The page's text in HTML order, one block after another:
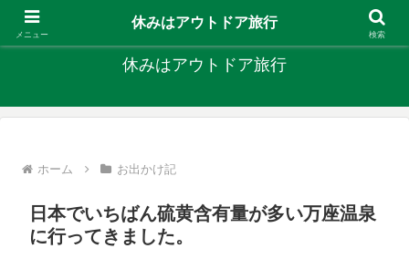
キャンプ、釣り、旅行など外遊びを楽しんでます
休みはアウトドア旅行
ホーム お出かけ記
日本でいちばん硫黄含有量が多い万座温泉
に行ってきました。
メニュー
休みはアウトドア旅行
検索